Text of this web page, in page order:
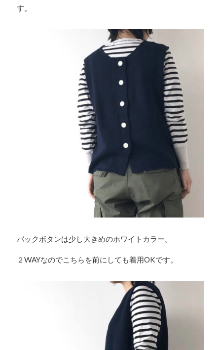
す。
バックボタンは少し大きめのホワイトカラー。
２WAYなのでこちらを前にしても着用OKです。